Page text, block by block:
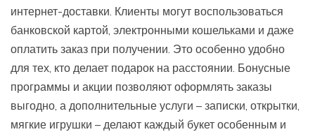
интернет-доставки. Клиенты могут воспользоваться
банковской картой, электронными кошельками и даже
оплатить заказ при получении. Это особенно удобно
для тех, кто делает подарок на расстоянии. Бонусные
программы и акции позволяют оформлять заказы
выгодно, а дополнительные услуги – записки, открытки,
мягкие игрушки – делают каждый букет особенным и